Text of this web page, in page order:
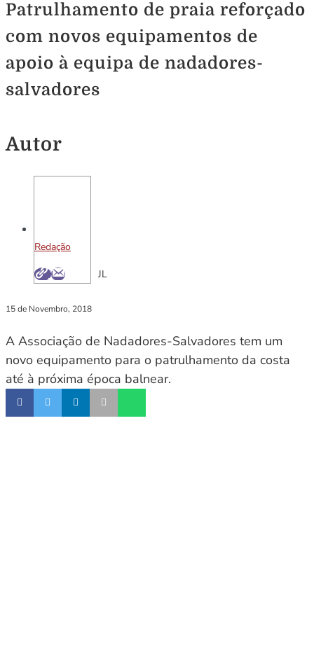
Patrulhamento de praia reforçado
com novos equipamentos de
apoio à equipa de nadadores-
salvadores
Autor
Redação
JL
15 de Novembro, 2018
A Associação de Nadadores-Salvadores tem um
novo equipamento para o patrulhamento da costa
até à próxima época balnear.